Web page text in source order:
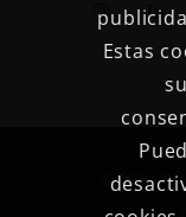
© 2024
Estas